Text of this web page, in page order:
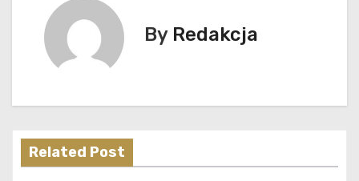
c
j
By Redakcja
Related Post